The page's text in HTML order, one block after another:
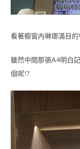
看著櫥窗內琳瑯滿目
雖然中間那張A4明白
個呢!?